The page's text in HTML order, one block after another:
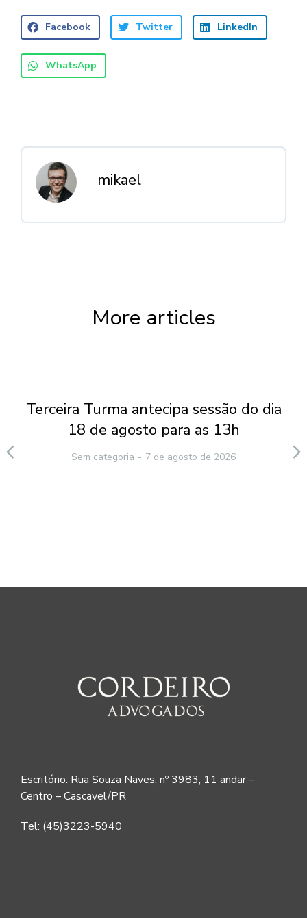
Facebook Twitter LinkedIn
WhatsApp
mikael
More articles
Terceira Turma antecipa sessão do dia
18 de agosto para as 13h
Sem categoria 7 de agosto de 2026
Escritório: Rua Souza Naves, nº 3983, 11 andar –
Centro – Cascavel/PR
Tel: (45)3223-5940